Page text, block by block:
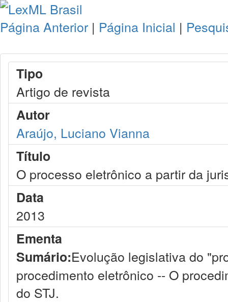
Página Anterior | Página Inicial |
Tipo
Artigo de revista
Autor
Araújo, Luciano Vianna
Título
O processo eletrônico a partir da
Data
2013
Ementa
Sumário:Evolução legislativa do
procedimento eletrônico -- O
do STJ.